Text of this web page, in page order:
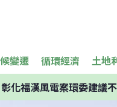
變遷 循環經濟 土地
化福漢風電案環委建議